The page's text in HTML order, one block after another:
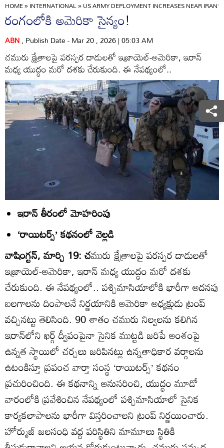
HOME»INTERNATIONAL»US ARMY DEPLOYMENT INCREASES NEAR
రంగంలోకి అమెరికా సైన్యం!
ABN, Publish Date - Mar 20 , 2026 | 05:03 AM
చమురు క్షేత్రాలపై పరస్పర దాడులతో ఇజ్రాయెల్‌-అమెరికా, ఇరాన్‌
మధ్య యుద్ధం మరో దశకు చేరుకుంది. ఈ నేపథ్యంలో..
ఇరాన్‌ తీరంలో మోహరింపు
‘రాయిటర్స్‌’ కథనంలో వెల్లడి
వాషింగ్టన్‌, మార్చి 19: చమురు క్షేత్రాలపై పరస్పర దాడులతో
ఇజ్రాయెల్‌-అమెరికా, ఇరాన్‌ మధ్య యుద్ధం మరో దశకు
చేరుకుంది. ఈ నేపథ్యంలో.. పశ్చిమాసియాలోకి భారీగా అదనపు
బలగాలను దింపాలనే నిర్ణయానికి అమెరికా అధ్యక్షుడు ట్రంప్‌
వచ్చినట్టు తెలిసింది. 90 శాతం చమురు నిల్వలను కలిగిన
ఇరాన్‌లోని ఖర్గ్‌ ద్వీపంపైనా సైనిక ముట్టడి జరిపే అంశంపై
ఉన్నత స్థాయిలో చర్చలు జరిపినట్లు ఉన్నతాధికార వర్గాలను
ఉటంకిస్తూ ప్రపంచ వార్తా సంస్థ ‘రాయిటర్స్‌’ కథనం
ప్రచురించింది. ఈ కథనాన్ని అనుసరించి, యుద్ధం మూడో
వారంలోకి ప్రవేశించిన నేపథ్యంలో పశ్చిమాసియాలో సైనిక
కార్యకలాపాలను భారీగా విస్తరించాలని ట్రంప్‌ నిర్ణయించారు.
హోర్ముజ్‌ జలసంధి వద్ద పరిస్థితిని మామూలు స్థితికి